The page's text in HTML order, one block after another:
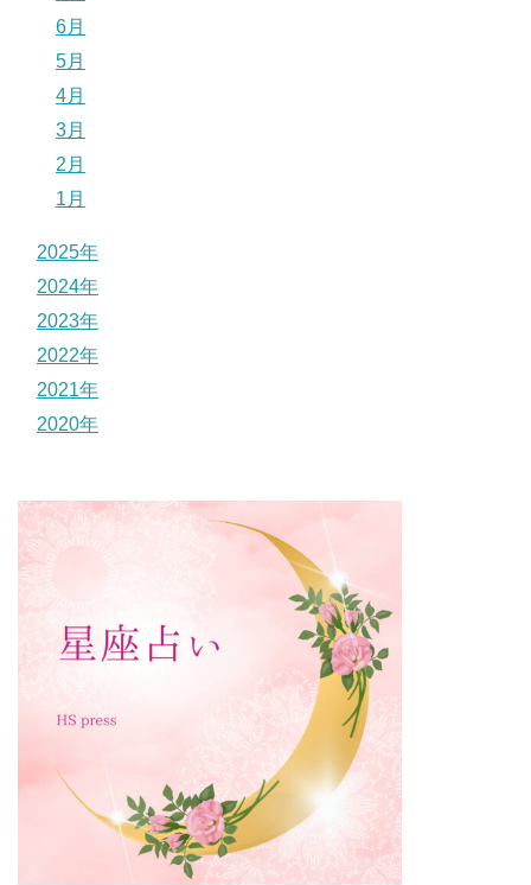
6月
5月
4月
3月
2月
1月
2025年
2024年
2023年
2022年
2021年
2020年